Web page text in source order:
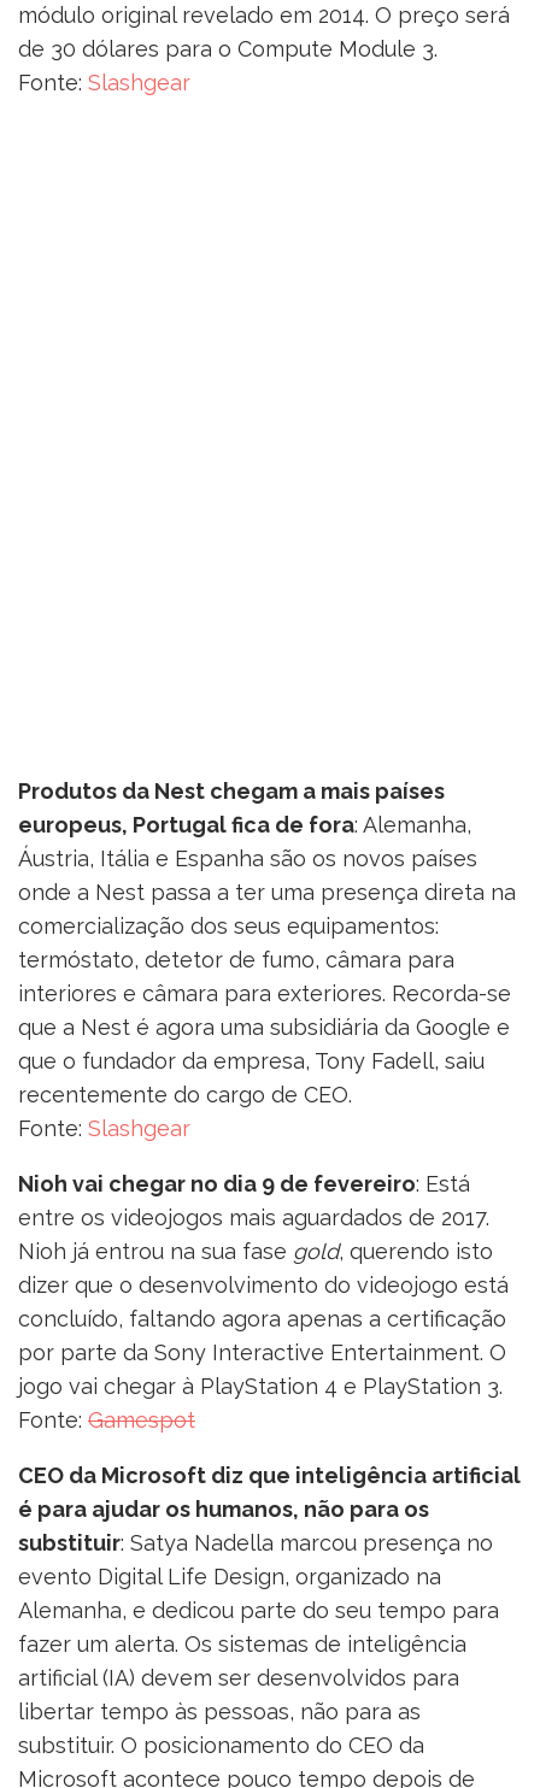
módulo original revelado em 2014. O preço será
de 30 dólares para o Compute Module 3.
Fonte: Slashgear
Produtos da Nest chegam a mais países
europeus, Portugal fica de fora: Alemanha,
Áustria, Itália e Espanha são os novos países
onde a Nest passa a ter uma presença direta na
comercialização dos seus equipamentos:
termóstato, detetor de fumo, câmara para
interiores e câmara para exteriores. Recorda-se
que a Nest é agora uma subsidiária da Google e
que o fundador da empresa, Tony Fadell, saiu
recentemente do cargo de CEO.
Fonte: Slashgear
Nioh vai chegar no dia 9 de fevereiro: Está
entre os videojogos mais aguardados de 2017.
Nioh já entrou na sua fase gold, querendo isto
dizer que o desenvolvimento do videojogo está
concluído, faltando agora apenas a certificação
por parte da Sony Interactive Entertainment. O
jogo vai chegar à PlayStation 4 e PlayStation 3.
Fonte: Gamespot
CEO da Microsoft diz que inteligência artificial
é para ajudar os humanos, não para os
substituir: Satya Nadella marcou presença no
evento Digital Life Design, organizado na
Alemanha, e dedicou parte do seu tempo para
fazer um alerta. Os sistemas de inteligência
artificial (IA) devem ser desenvolvidos para
libertar tempo às pessoas, não para as
substituir. O posicionamento do CEO da
Microsoft acontece pouco tempo depois de